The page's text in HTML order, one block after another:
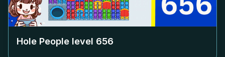
Hole People level 656